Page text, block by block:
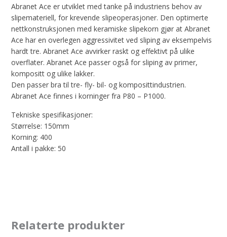
Abranet Ace er utviklet med tanke på industriens behov av
slipemateriell, for krevende slipeoperasjoner. Den optimerte
nettkonstruksjonen med keramiske slipekorn gjør at Abranet
Ace har en overlegen aggressivitet ved sliping av eksempelvis
hardt tre. Abranet Ace avvirker raskt og effektivt på ulike
overflater. Abranet Ace passer også for sliping av primer,
kompositt og ulike lakker.
Den passer bra til tre- fly- bil- og komposittindustrien.
Abranet Ace finnes i korninger fra P80 – P1000.
Tekniske spesifikasjoner:
Størrelse: 150mm
Korning: 400
Antall i pakke: 50
Relaterte produkter